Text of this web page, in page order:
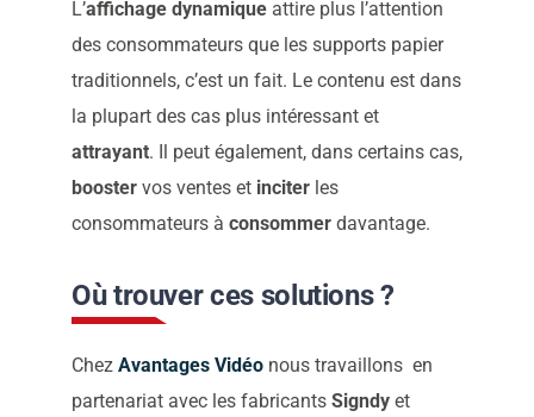
L’affichage dynamiqueattire plus l’attention
des consommateurs que les supports papier
traditionnels, c’est un fait. Le contenu est dans
la plupart des cas plus intéressant et
attrayant. Il peut également, dans certains cas,
boostervos ventes et inciterles
consommateurs à consommerdavantage.
Où trouver ces solutions ?
Chez Avantages Vidéo nous travaillons en
partenariat avec les fabricants Signdyet